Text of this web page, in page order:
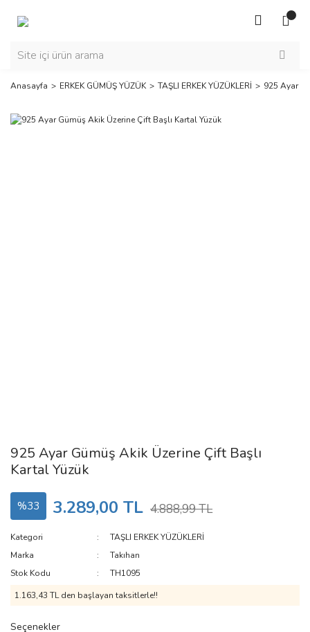
Anasayfa ERKEK GÜMÜŞ YÜZÜK TAŞLI ERKEK YÜZÜKLERİ 925 Ayar
925 Ayar Gümüş Akik Üzerine Çift Başlı
Kartal Yüzük
%33 3.289,00 TL 4.888,99 TL
Kategori
TAŞLI ERKEK YÜZÜKLERİ
Marka
Takıhan
Stok Kodu
TH1095
1.163,43 TL den başlayan taksitlerle!!
Seçenekler